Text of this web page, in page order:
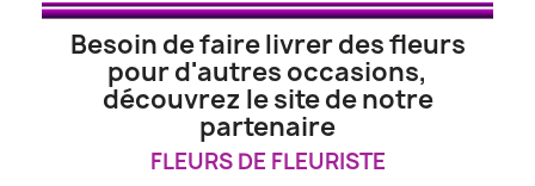
Besoin de faire livrer des fleurs
pour d'autres occasions,
découvrez le site de notre
partenaire
FLEURS DE FLEURISTE